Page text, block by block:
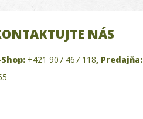
NÁS
Shop: +421 907 467 118, Predajňa: